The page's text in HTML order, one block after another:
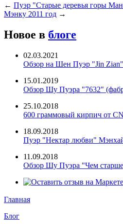
← Пуэр "Старые деревья горы
Мэнку 2011 год →
Новое в блоге
02.03.2021
Обзор на Шен Пуэр "Jin Zian"
15.01.2019
Обзор Шу Пуэра "7632"
25.10.2018
600 граммовый кирпич от
18.09.2018
Пуэр "Нектар любви"
11.09.2018
Обзор Шу Пуэра "Чем
Главная
Блог